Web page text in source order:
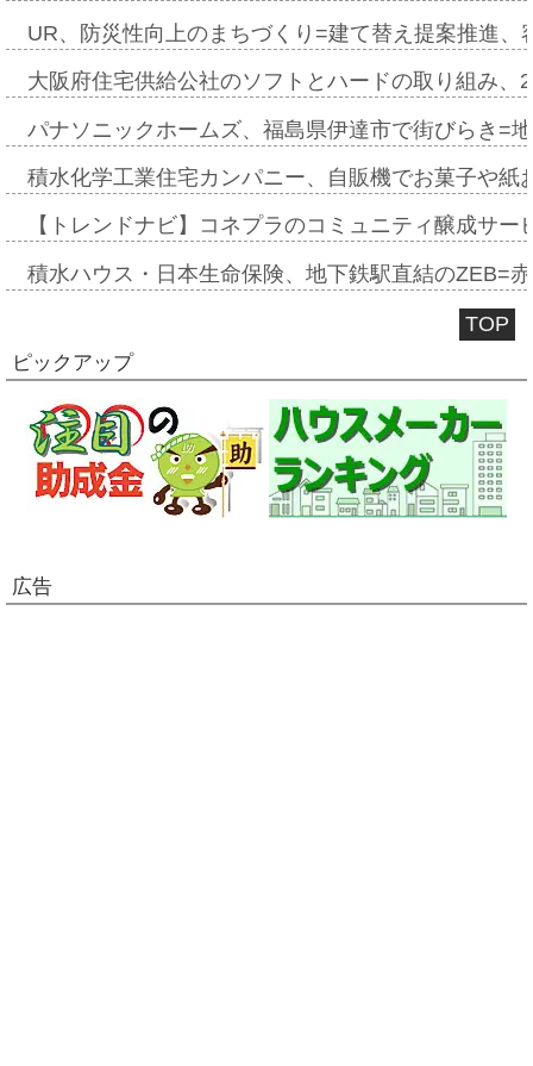
UR、防災性向上のまちづくり=建て替え提案推進
大阪府住宅供給公社のソフトとハードの取り組み
パナソニックホームズ、福島県伊達市で街びらき=
積水化学工業住宅カンパニー、自販機でお菓子や
【トレンドナビ】コネプラのコミュニティ醸成サ
積水ハウス・日本生命保険、地下鉄駅直結のZEB=
TOP
ピックアップ
広告